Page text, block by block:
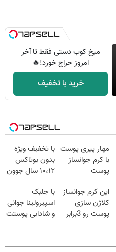
میخ کوب دستی فقط تا آخر
امروز حراج خورد!🔥
خرید با تخفیف
مهار پیری پوست
با کرم جوانساز
پوست
ویژه تا امشب)
با تخفیف ویژه
بدون بوتاکس
۱۰،۱۲ سال جوون
این کرم جوانساز
کلاژن سازی
پوست رو 3برابر
با جلبک
اسپیرولینا جوانی
و شادابی پوستت